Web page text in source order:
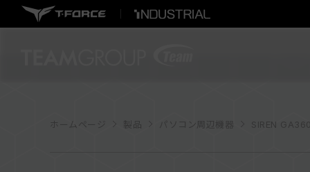
ホームページ パソコン周辺機器 SIREN